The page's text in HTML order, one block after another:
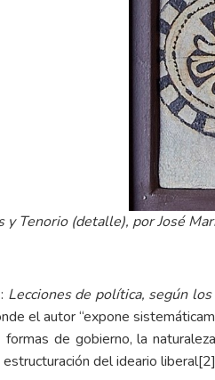
y Tenorio (detalle), por José
Lecciones de política, según
el autor “expone
de gobierno, la
del ideario liberal[2]